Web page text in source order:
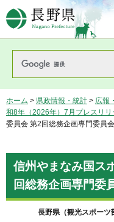
長野県
ホーム > 県政情報・統計 > 広報
和8年（2026年）7月プレスリリ
委員会 第2回総務企画専門委員
信州やまなみ国ス
回総務企画専門委
長野県（観光スポーツ